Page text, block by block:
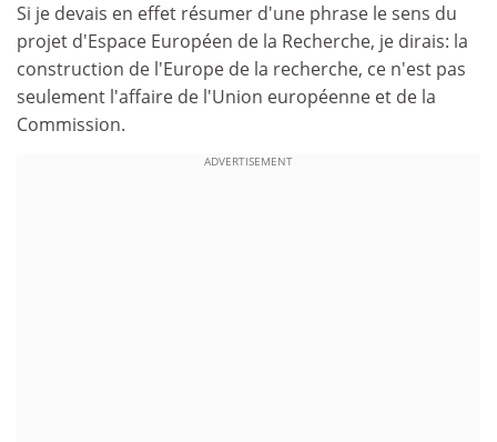
Si je devais en effet résumer d'une phrase le sens du
projet d'Espace Européen de la Recherche, je dirais: la
construction de l'Europe de la recherche, ce n'est pas
seulement l'affaire de l'Union européenne et de la
Commission.
ADVERTISEMENT